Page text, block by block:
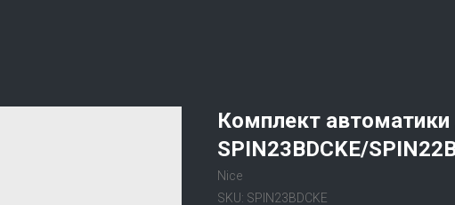
Комплект
SPIN23BDCKE/
Nice
SKU: SPIN23BDCKE